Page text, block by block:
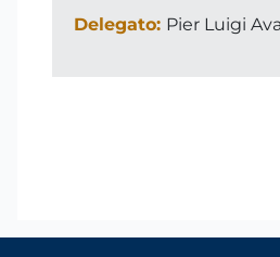
Delegato: Pier Luigi